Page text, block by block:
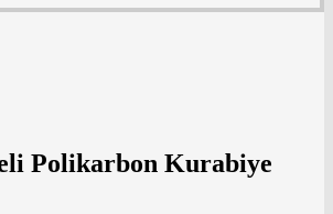
Polikarbon Kurabiye